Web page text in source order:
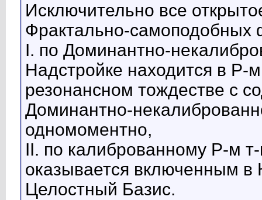
Исключительно все
Фрактально-самоподобных
I. по Доминантно-
Надстройке находится в Р-
резонансном тождестве с
Доминантно-
одномоментно,
II. по калиброванному Р-м
оказывается включенным
Целостный Базис.